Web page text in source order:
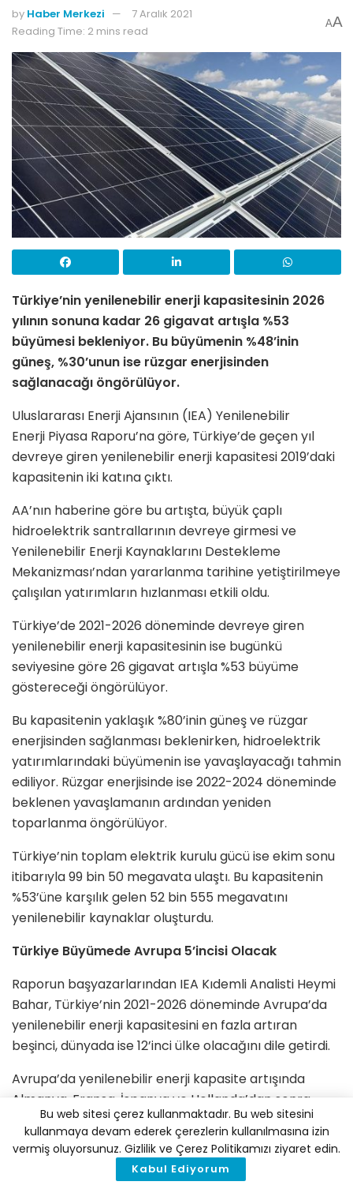
by Haber Merkezi
7 Aralık 2021
Reading Time: 2 mins read
AA
Türkiye’nin yenilenebilir enerji kapasitesinin 2026
yılının sonuna kadar 26 gigavat artışla %53
büyümesi bekleniyor. Bu büyümenin %48’inin
güneş, %30’unun ise rüzgar enerjisinden
sağlanacağı öngörülüyor.
Uluslararası Enerji Ajansının (IEA) Yenilenebilir
Enerji Piyasa Raporu’na göre, Türkiye’de geçen yıl
devreye giren yenilenebilir enerji kapasitesi 2019’daki
kapasitenin iki katına çıktı.
AA’nın haberine göre bu artışta, büyük çaplı
hidroelektrik santrallarının devreye girmesi ve
Yenilenebilir Enerji Kaynaklarını Destekleme
Mekanizması’ndan yararlanma tarihine yetiştirilmeye
çalışılan yatırımların hızlanması etkili oldu.
Türkiye’de 2021-2026 döneminde devreye giren
yenilenebilir enerji kapasitesinin ise bugünkü
seviyesine göre 26 gigavat artışla %53 büyüme
göstereceği öngörülüyor.
Bu kapasitenin yaklaşık %80’inin güneş ve rüzgar
enerjisinden sağlanması beklenirken, hidroelektrik
yatırımlarındaki büyümenin ise yavaşlayacağı tahmin
ediliyor. Rüzgar enerjisinde ise 2022-2024 döneminde
beklenen yavaşlamanın ardından yeniden
toparlanma öngörülüyor.
Türkiye’nin toplam elektrik kurulu gücü ise ekim sonu
itibarıyla 99 bin 50 megavata ulaştı. Bu kapasitenin
%53’üne karşılık gelen 52 bin 555 megavatını
yenilenebilir kaynaklar oluşturdu.
Türkiye Büyümede Avrupa 5’incisi Olacak
Raporun başyazarlarından IEA Kıdemli Analisti Heymi
Bahar, Türkiye’nin 2021-2026 döneminde Avrupa’da
yenilenebilir enerji kapasitesini en fazla artıran
beşinci, dünyada ise 12’inci ülke olacağını dile getirdi.
Avrupa’da yenilenebilir enerji kapasite artışında
Almanya, Fransa, İspanya ve Hollanda’dan sonra
Türkiye’nin yer aldığını belirten Bahar, “Ana
senaryomuza göre Türkiye’de bu dönemde
beklediğimiz 26 gigavatlık kapasite artışı daha fazla
da olabilir. Zaten İspanya ve Hollanda ile de
Bu web sitesi çerez kullanmaktadır. Bu web sitesini
kullanmaya devam ederek çerezlerin kullanılmasına izin
vermiş oluyorsunuz. Gizlilik ve Çerez Politikamızı ziyaret edin.
Kabul Ediyorum